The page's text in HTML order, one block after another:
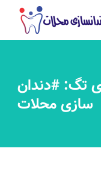
تگ: #دندان
سازی محلات